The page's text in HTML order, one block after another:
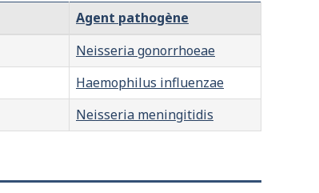
Agent pathogène
Neisseria gonorrhoeae
Haemophilus influenzae
Neisseria meningitidis